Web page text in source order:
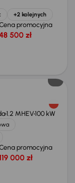
+2 kolejnych
promocyjna
500 zł
1.2 MHEV100 kW
promocyjna
000 zł